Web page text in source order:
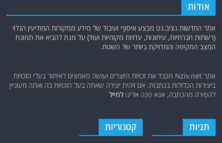
אודות
אתר החדשות נציב.נט מבצע איסוף ועיבוד של מידע ממקורות המודיעין הגלוי
(רשתות חברתיות, עיתונות, עדויות מקומיות ועוד) על מנת להביא את תמונת
המצב המקיפה והמדויקת ביותר של השטח.
אתר Nziv.net מכבד את זכויות היוצרים ועושה מאמצים לאיתור בעלי הזכויות
ביצירות הכלולות בכתבות. אם זיהית יצירה שאתה בעל הזכויות בה ואתה מעוניין
להסירה מהכתבה, אנא פנה אלינולמייל
תגיות קטגוריות